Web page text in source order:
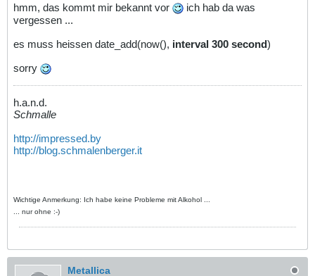
hmm, das kommt mir bekannt vor
ich hab da was
vergessen ...
es muss heissen date_add(now(), interval 300 second)
sorry
h.a.n.d.
Schmalle
http://impressed.by
http://blog.schmalenberger.it
Wichtige Anmerkung: Ich habe keine Probleme mit Alkohol ...
... nur ohne :-)
Metallica